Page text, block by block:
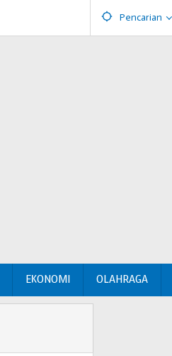
Pencarian
EKONOMI OLAHRAGA